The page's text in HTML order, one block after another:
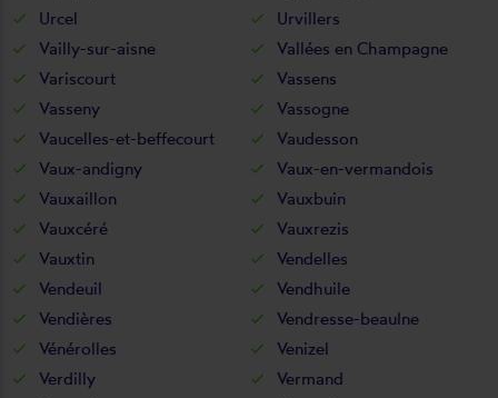
Urcel
Urvillers
Vailly-sur-aisne
Vallées en Champagne
Variscourt
Vassens
Vasseny
Vassogne
Vaucelles-et-beffecourt
Vaudesson
Vaux-andigny
Vaux-en-vermandois
Vauxaillon
Vauxbuin
Vauxcéré
Vauxrezis
Vauxtin
Vendelles
Vendeuil
Vendhuile
Vendières
Vendresse-beaulne
Vénérolles
Venizel
Verdilly
Vermand